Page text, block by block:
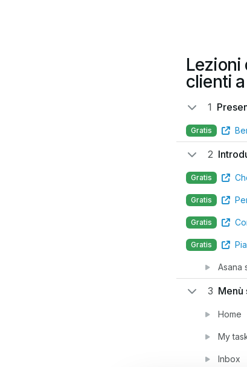
Lezioni
clienti
1
Gratis
2
Gratis
Gratis
Gratis
Gratis
Asana
3 Menù
Home
My
Inbox